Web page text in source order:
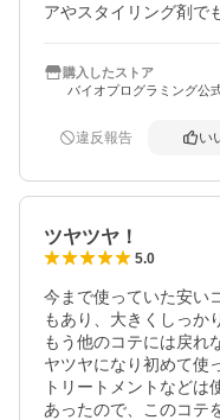
アやスタイリング剤で
の仕上がりが納得でき
って良かったです。
最近の温度の上がるス
購入したストア
バイオプログラミング公
違反報告 い
ツヤツヤ！
5.0
今まで使っていた安い
もあり、大きくしっか
もう他のコテには戻れ
ヤツヤになり初めて使
トリートメントなどは
あったので、このコテ